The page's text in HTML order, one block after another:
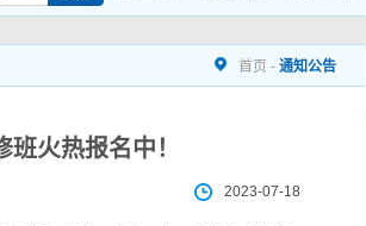
首页 - 通知公告
火热报名中！
2023-07-18